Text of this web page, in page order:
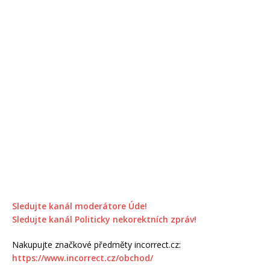
Sledujte kanál moderátore Úde!
Sledujte kanál Politicky nekorektních zpráv!
Nakupujte značkové předměty incorrect.cz:
https://www.incorrect.cz/obchod/